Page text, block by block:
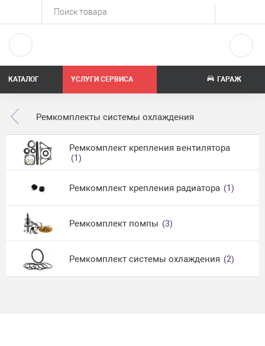
КАТАЛОГ УСЛУГИ СЕРВИСА ГАРАЖ
Ремкомплекты системы охлаждения
Ремкомплект крепления вентилятора
(1)
Ремкомплект крепления радиатора (1)
Ремкомплект помпы (3)
Ремкомплект системы охлаждения (2)